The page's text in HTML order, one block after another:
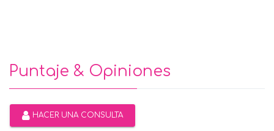
Puntaje & Opiniones
HACER UNA CONSULTA